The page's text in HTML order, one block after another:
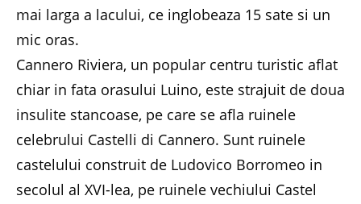
mai larga a lacului, ce inglobeaza 15 sate si un
mic oras.
Cannero Riviera, un popular centru turistic aflat
chiar in fata orasului Luino, este strajuit de doua
insulite stancoase, pe care se afla ruinele
celebrului Castelli di Cannero. Sunt ruinele
castelului construit de Ludovico Borromeo in
secolul al XVI-lea, pe ruinele vechiului Castel